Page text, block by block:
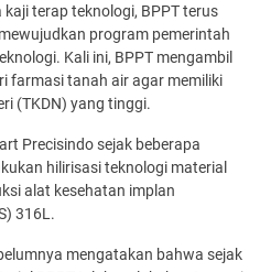
terap teknologi, BPPT terus
program pemerintah
Kali ini, BPPT mengambil
farmasi tanah air agar memiliki
(TKDN) yang tinggi.
Precisindo sejak beberapa
hilirisasi teknologi material
alat kesehatan implan
316L.
mengatakan bahwa sejak